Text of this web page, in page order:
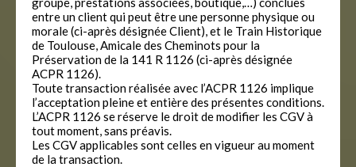
entre un client qui peut être une personne physique ou
morale (ci-après désignée Client), et le Train Historique
de Toulouse, Amicale des Cheminots pour la
Préservation de la 141 R 1126 (ci-après désignée
ACPR 1126).
Toute transaction réalisée avec l’ACPR 1126 implique
l’acceptation pleine et entière des présentes conditions.
L’ACPR 1126 se réserve le droit de modifier les CGV à
tout moment, sans préavis.
Les CGV applicables sont celles en vigueur au moment
de la transaction.